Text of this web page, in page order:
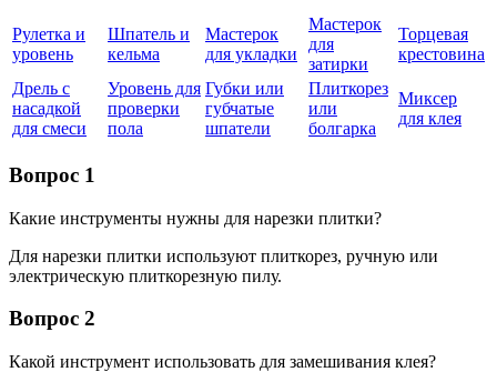
Рулетка и
уровень
Шпатель и
кельма
Мастерок
для укладки
Мастерок
для
затирки
Торцевая
крестовина
Дрель с
насадкой
для смеси
Уровень для
проверки
пола
Губки или
губчатые
шпатели
Плиткорез
или
болгарка
Миксер
для клея
Вопрос 1
Какие инструменты нужны для нарезки плитки?
Для нарезки плитки используют плиткорез, ручную или
электрическую плиткорезную пилу.
Вопрос 2
Какой инструмент использовать для замешивания клея?